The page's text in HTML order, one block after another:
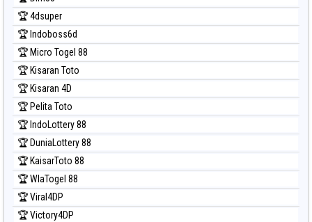
Prediksi Nagoya
Prediksi North Carolina Day
Prediksi Pcso
Prediksi Sao Paulo
Prediksi Singapore
Prediksi Sydney
Prediksi Sydney Lottery
Prediksi Sydney Lottery 6d
Prediksi Sydney Lotto
Prediksi Sydney Pools 6d
Prediksi Taipei
Prediksi Taiwan
🏆 4dsuper
🏆 Indoboss6d
🏆 Micro Togel 88
🏆 Kisaran Toto
🏆 Kisaran 4D
🏆 Pelita Toto
🏆 IndoLottery 88
🏆 DuniaLottery 88
🏆 KaisarToto 88
🏆 WlaTogel 88
🏆 Viral4DP
🏆 Victory4DP